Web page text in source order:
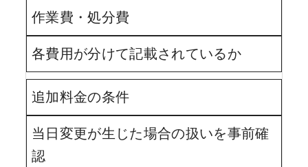
作業費・処分費
各費用が分けて記載されているか
追加料金の条件
当日変更が生じた場合の扱いを事前確
認